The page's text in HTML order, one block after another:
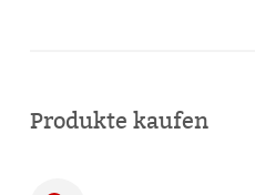
Produkte kaufen